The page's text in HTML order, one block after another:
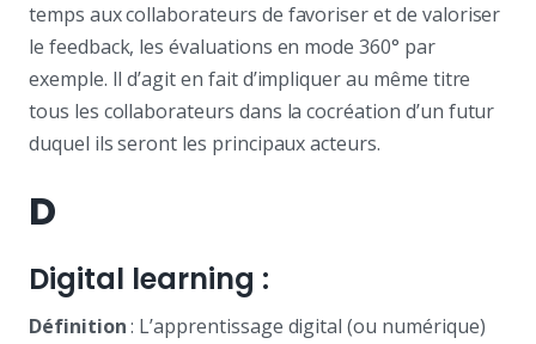
temps aux collaborateurs de favoriser et de valoriser
le feedback, les évaluations en mode 360° par
exemple. Il d’agit en fait d’impliquer au même titre
tous les collaborateurs dans la cocréation d’un futur
duquel ils seront les principaux acteurs.
D
Digital learning :
Définition: L’apprentissage digital (ou numérique)